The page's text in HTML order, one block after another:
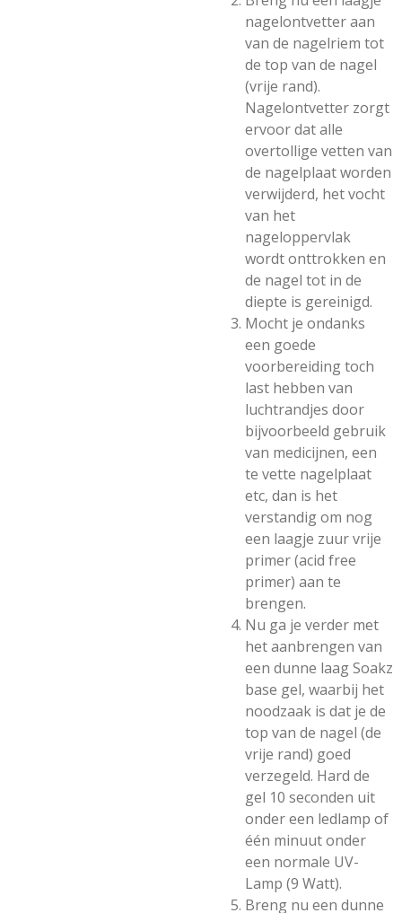
nagelontvetter aan
van de nagelriem tot
de top van de nagel
(vrije rand).
Nagelontvetter zorgt
ervoor dat alle
overtollige vetten van
de nagelplaat worden
verwijderd, het vocht
van het
nageloppervlak
wordt onttrokken en
de nagel tot in de
diepte is gereinigd.
Mocht je ondanks
een goede
voorbereiding toch
last hebben van
luchtrandjes door
bijvoorbeeld gebruik
van medicijnen, een
te vette nagelplaat
etc, dan is het
verstandig om nog
een laagje zuur vrije
primer (acid free
primer) aan te
brengen.
Nu ga je verder met
het aanbrengen van
een dunne laag Soakz
base gel, waarbij het
noodzaak is dat je de
top van de nagel (de
vrije rand) goed
verzegeld. Hard de
gel 10 seconden uit
onder een ledlamp of
één minuut onder
een normale UV-
Lamp (9 Watt).
Breng nu een dunne